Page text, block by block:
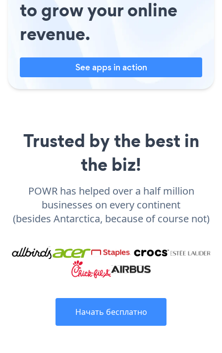
to grow your online
revenue.
See apps in action
Trusted by the best in
the biz!
POWR has helped over a half million
businesses on every continent
(besides Antarctica, because of course not)
Начать бесплатно